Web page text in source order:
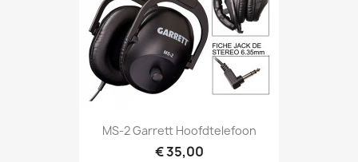
Snel bekijken
MS-2 Garrett Hoofdtelefoon
€ 35,00